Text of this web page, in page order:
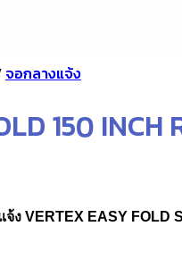
จอกลางแจ้ง
150 INCH
จ้ง VERTEX EASY FOLD